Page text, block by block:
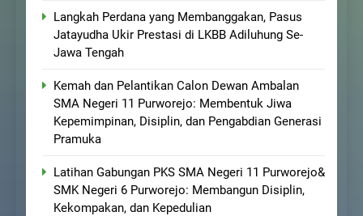
Langkah Perdana yang Membanggakan, Pasus
Jatayudha Ukir Prestasi di LKBB Adiluhung Se-
Jawa Tengah
Kemah dan Pelantikan Calon Dewan Ambalan
SMA Negeri 11 Purworejo: Membentuk Jiwa
Kepemimpinan, Disiplin, dan Pengabdian Generasi
Pramuka
Latihan Gabungan PKS SMA Negeri 11 Purworejo&
SMK Negeri 6 Purworejo: Membangun Disiplin,
Kekompakan, dan Kepedulian